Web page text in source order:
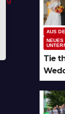
AUS
NEUES
Tie
ung